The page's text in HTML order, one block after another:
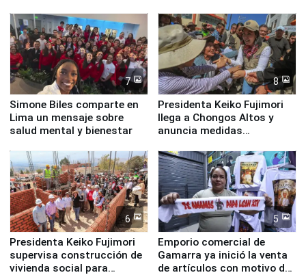
7
Simone Biles comparte en
Lima un mensaje sobre
salud mental y bienestar
8
Presidenta Keiko Fujimori
llega a Chongos Altos y
anuncia medidas
educación, salud y empleo
6
Presidenta Keiko Fujimori
supervisa construcción de
vivienda social para
5
Emporio comercial de
Gamarra ya inició la venta
de artículos con motivo de